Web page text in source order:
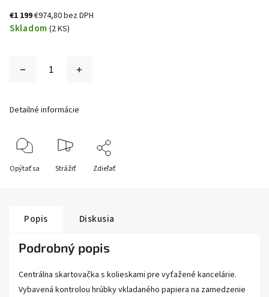
€1 199€974,80 bez DPH
Skladom (2 KS)
Detailné informácie
Opýtať sa Strážiť Zdieľať
Popis Diskusia
Podrobný popis
Centrálna skartovačka s kolieskami pre vyťažené kancelárie.
Vybavená kontrolou hrúbky vkladaného papiera na zamedzenie